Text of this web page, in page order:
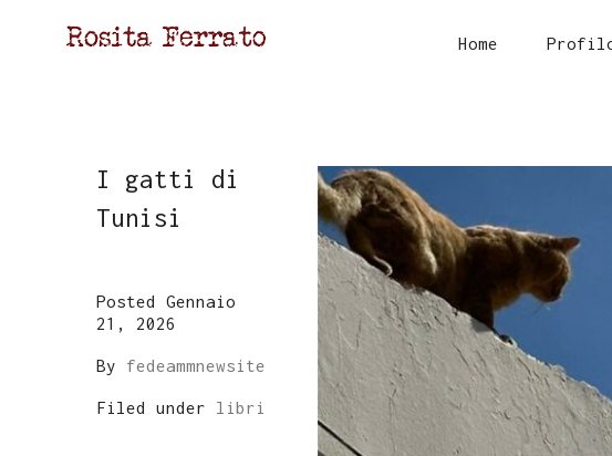
Home
I gatti di
Tunisi
Posted Gennaio
21, 2026
By fedeammnewsite
Filed under libri